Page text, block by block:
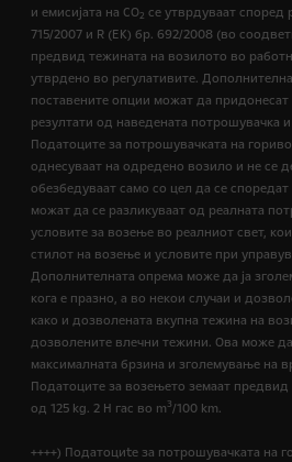
и емисијата на СО2 се утврдуваат според
715/2007 и R (ЕК) бр. 692/2008 (во
предвид тежината на возилото во
утврдено во регулативите.
поставените опции можат да придонесат
резултати од наведената потрошувачка и
Податоците за потрошувачката на
однесуваат на одредено возило и не се
обезбедуваат само со цел да се
можат да се разликуваат од реалната
условите за возење во реалниот свет,
стилот на возење и условите при
Дополнителната опрема може да ја
кога е празно, а во некои случаи и
како и дозволената вкупна тежина на
дозволените влечни тежини. Ова може
максималната брзина и зголемување на
Податоците за возењето земаат предвид
од 125 kg. 2 H гас во m3/100 km.
++++) Податоциte за потрошувачката на